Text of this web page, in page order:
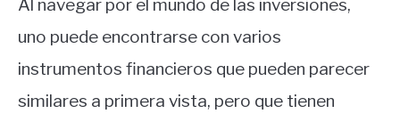
Al navegar por el mundo de las inversiones,
uno puede encontrarse con varios
instrumentos financieros que pueden parecer
similares a primera vista, pero que tienen